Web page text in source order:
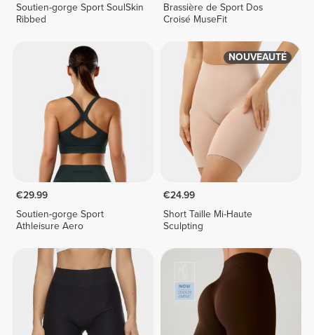
Soutien-gorge Sport SoulSkin
Ribbed
Brassière de Sport Dos
Croisé MuseFit
€29.99
Soutien-gorge Sport
Athleisure Aero
NOUVEAUTÉ
€24.99
Short Taille Mi-Haute
Sculpting